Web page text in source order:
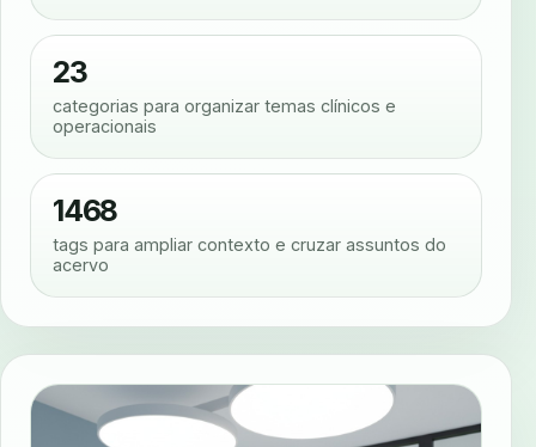
23
categorias para organizar temas clínicos e
operacionais
1468
tags para ampliar contexto e cruzar assuntos do
acervo